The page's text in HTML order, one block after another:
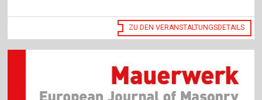
ZU DEN VERANSTALTUNGSDETAILS